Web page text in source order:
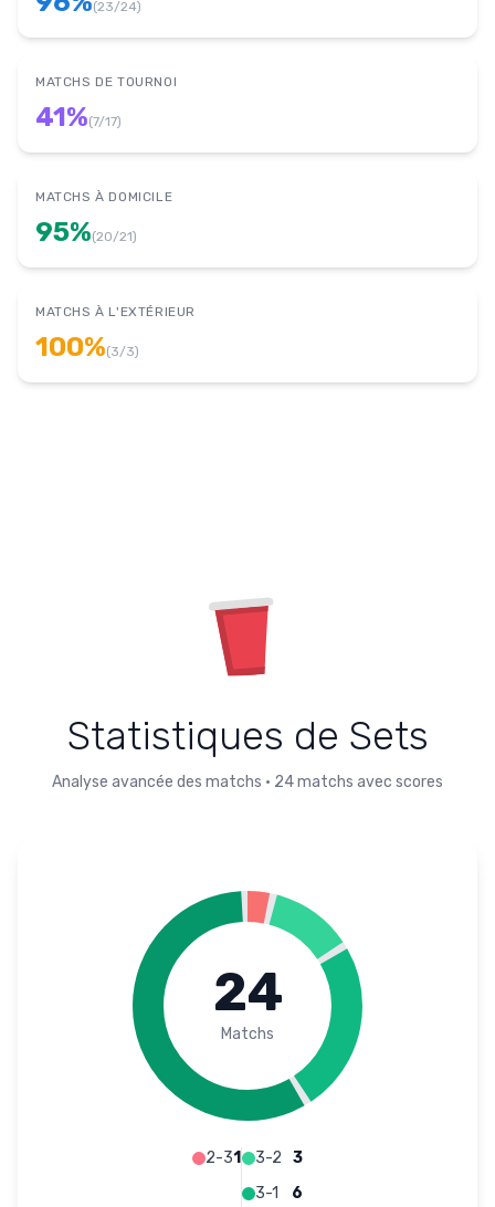
(23/24)
MATCHS DE TOURNOI
41%(7/17)
MATCHS À DOMICILE
95%(20/21)
MATCHS À L'EXTÉRIEUR
100%(3/3)
Statistiques de Sets
Analyse avancée des matchs • 24matchs avec scores
24
Matchs
2-31 3-2
3
3-1
6